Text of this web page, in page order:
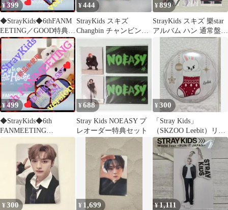
¥399
◆StrayKids◆6thFANM
EETING／GOOD特典／
LeeKnow
¥444
StrayKids スキズ
Changbin チャンビン
ATE withmuu
¥899
StrayKids スキズ 樂star
アルバム ハン 通常盤
限定盤 セット
¥499
◆StrayKids◆6th
FANMEETING
IDPHOTO SET／IN
¥688
Stray Kids NOEASY プ
レオーダー特典セット
¥300
「Stray Kids」
（SKZOO Leebit）リ
ノ LeeKnow缶バッジ
¥300 ¥ 1,699 ¥1,111